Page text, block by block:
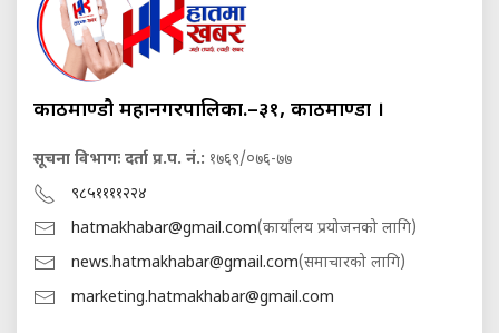
काठमाण्डौ महानगरपालिका.–३१, काठमाण्डौं ।
सूचना विभागः दर्ता प्र.प. नं.: १७६९/०७६-७७
९८५११११२२४
hatmakhabar@gmail.com(कार्यालय प्रयोजनको लागि)
news.hatmakhabar@gmail.com(समाचारको लागि)
marketing.hatmakhabar@gmail.com